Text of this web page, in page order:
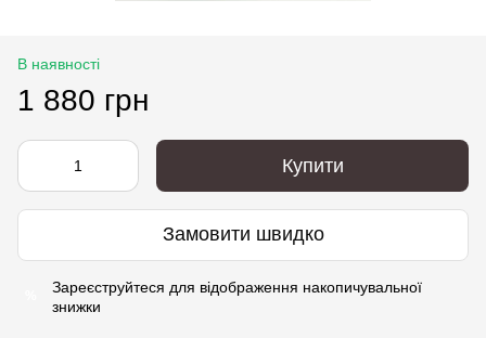
В наявності
1 880 грн
Купити
Замовити швидко
Зареєструйтеся для відображення накопичувальної
знижки